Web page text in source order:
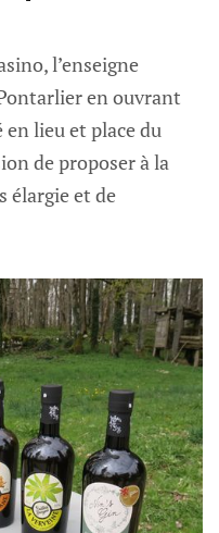
l’enseigne
en ouvrant
lieu et place du
de proposer à la
élargie et de